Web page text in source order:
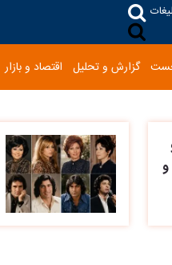
گزارش و تحلیل اقتصاد و بازار